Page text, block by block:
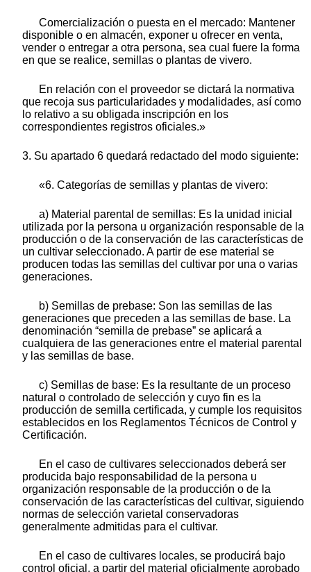
Comercialización o puesta en el mercado: Mantener
disponible o en almacén, exponer u ofrecer en venta,
vender o entregar a otra persona, sea cual fuere la forma
en que se realice, semillas o plantas de vivero.
En relación con el proveedor se dictará la normativa
que recoja sus particularidades y modalidades, así como
lo relativo a su obligada inscripción en los
correspondientes registros oficiales.»
3. Su apartado 6 quedará redactado del modo siguiente:
«6. Categorías de semillas y plantas de vivero:
a) Material parental de semillas: Es la unidad inicial
utilizada por la persona u organización responsable de la
producción o de la conservación de las características de
un cultivar seleccionado. A partir de ese material se
producen todas las semillas del cultivar por una o varias
generaciones.
b) Semillas de prebase: Son las semillas de las
generaciones que preceden a las semillas de base. La
denominación “semilla de prebase” se aplicará a
cualquiera de las generaciones entre el material parental
y las semillas de base.
c) Semillas de base: Es la resultante de un proceso
natural o controlado de selección y cuyo fin es la
producción de semilla certificada, y cumple los requisitos
establecidos en los Reglamentos Técnicos de Control y
Certificación.
En el caso de cultivares seleccionados deberá ser
producida bajo responsabilidad de la persona u
organización responsable de la producción o de la
conservación de las características del cultivar, siguiendo
normas de selección varietal conservadoras
generalmente admitidas para el cultivar.
En el caso de cultivares locales, se producirá bajo
control oficial, a partir del material oficialmente aprobado